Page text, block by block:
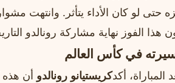
حتى لو كان الأداء يتأثر. وانتهت
في كأس العالم
أكدكريستيانو رونالدو أن